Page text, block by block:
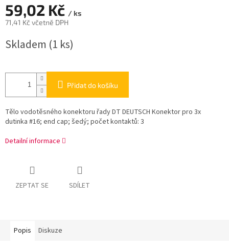
59,02 Kč / ks
71,41 Kč včetně DPH
cena:
Skladem (1 ks)
Přidat do košíku
Tělo vodotěsného konektoru řady DT DEUTSCH Konektor pro 3x
dutinka #16; end cap; šedý; počet kontaktů: 3
Detailní informace
ZEPTAT SE SDÍLET
Popis Diskuze